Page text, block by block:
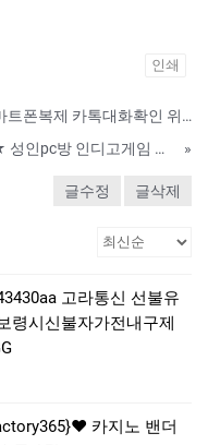
인쇄
아내 바람잡는법⭐라인:MG5085⭐스마트폰복제 카톡대화확인 위치추적 핸드폰도청 복제폰팝니다
프리미엄 게임 ★ 카 ,턱, 텔,레 TST365 ★ 성인pc방 인디고게임 홀덤토너먼트, 대한민국 NO.1 홀덤 슬롯 플랫폼의 귀환
»
글수정 글삭제
고라통신 선불유
령시신불자가전내구제
카지노 밴더